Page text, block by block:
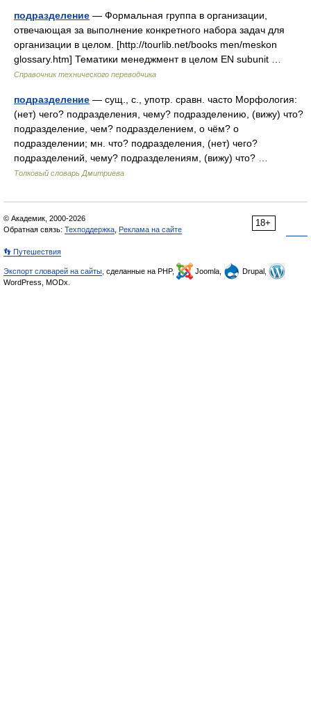
подразделение — Формальная группа в организации,
отвечающая за выполнение конкретного набора задач для
организации в целом. [http://tourlib.net/books men/meskon
glossary.htm] Тематики менеджмент в целом EN subunit …
Справочник технического переводчика
подразделение — сущ., с., употр. сравн. часто Морфология:
(нет) чего? подразделения, чему? подразделению, (вижу) что?
подразделение, чем? подразделением, о чём? о
подразделении; мн. что? подразделения, (нет) чего?
подразделений, чему? подразделениям, (вижу) что? …
Толковый словарь Дмитриева
18+
© Академик, 2000-2026
Обратная связь: Техподдержка Реклама на сайте
👣 Путешествия
Экспорт словарей на сайты , сделанные на PHP, Joomla,
Drupal,
WordPress, MODx.